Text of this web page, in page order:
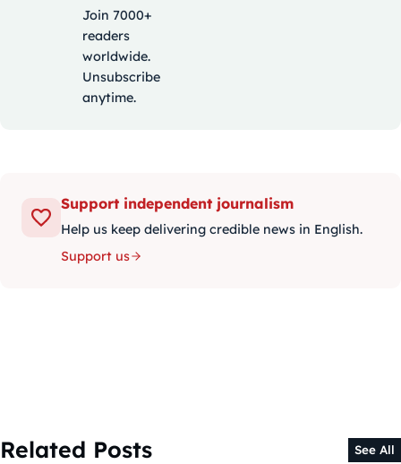
Join 7000+
readers
worldwide.
Unsubscribe
anytime.
Support independent journalism
Help us keep delivering credible news in English.
Support us
Related Posts See All